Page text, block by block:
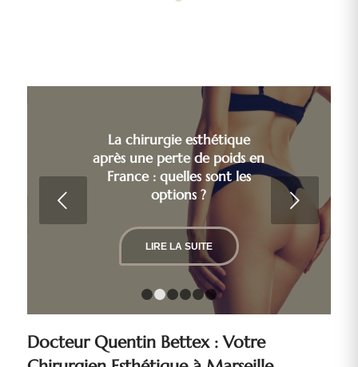
La chirurgie esthétique
après une perte de poids en
France : quelles sont les
options ?
LIRE LA SUITE
Suivant
5
Docteur Quentin Bettex : Votre